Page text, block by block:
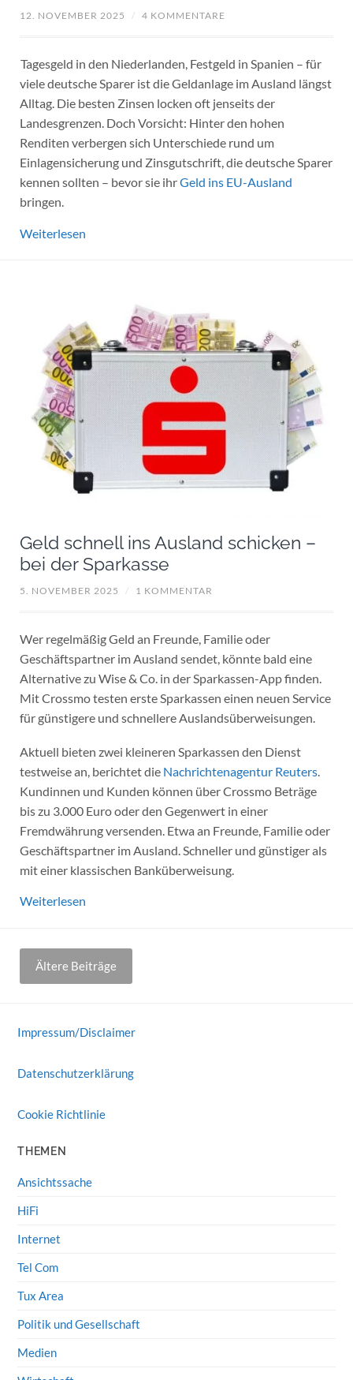
12. NOVEMBER 2025 / 4 KOMMENTARE
Tagesgeld in den Niederlanden, Festgeld in Spanien – für
viele deutsche Sparer ist die Geldanlage im Ausland längst
Alltag. Die besten Zinsen locken oft jenseits der
Landesgrenzen. Doch Vorsicht: Hinter den hohen
Renditen verbergen sich Unterschiede rund um
Einlagensicherung und Zinsgutschrift, die deutsche Sparer
kennen sollten – bevor sie ihrGeld ins EU-Ausland
bringen.
Weiterlesen
Geld schnell ins Ausland schicken –
bei der Sparkasse
5. NOVEMBER 2025 / 1 KOMMENTAR
Wer regelmäßig Geld an Freunde, Familie oder
Geschäftspartner im Ausland sendet, könnte bald eine
Alternative zu Wise & Co. in der Sparkassen-App finden.
Mit Crossmo testen erste Sparkassen einen neuen Service
für günstigere und schnellere Auslandsüberweisungen.
Aktuell bieten zwei kleineren Sparkassen den Dienst
testweise an, berichtet dieNachrichtenagentur Reuters.
Kundinnen und Kunden können über Crossmo Beträge
bis zu 3.000 Euro oder den Gegenwert in einer
Fremdwährung versenden. Etwa an Freunde, Familie oder
Geschäftspartner im Ausland. Schneller und günstiger als
mit einer klassischen Banküberweisung.
Weiterlesen
Beitragsnavigation
Ältere Beiträge
Impressum/Disclaimer
Datenschutzerklärung
Cookie Richtlinie
THEMEN
Ansichtssache
HiFi
Internet
Tel Com
Tux Area
Politik und Gesellschaft
Medien